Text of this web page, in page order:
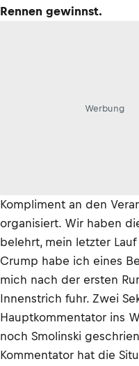
Rennen gewinnst.
Werbung
Kompliment an den
organisiert. Wir haben
belehrt, mein letzter
Crump habe ich eines
mich nach der ersten
Innenstrich fuhr. Zwei
Hauptkommentator ins
noch Smolinski
Kommentator hat die